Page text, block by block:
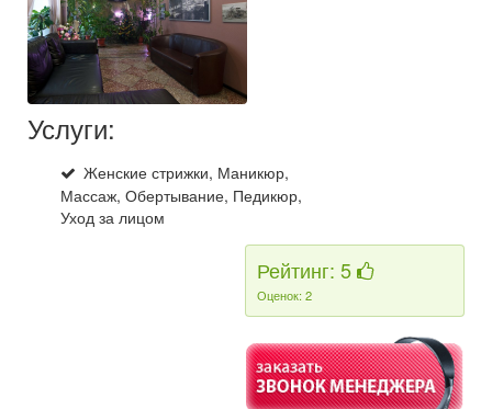
Услуги:
Женские стрижки, Маникюр,
Массаж, Обертывание, Педикюр,
Уход за лицом
Рейтинг: 5
Оценок: 2